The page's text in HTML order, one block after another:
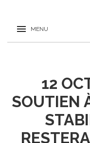
12
SOUTIEN